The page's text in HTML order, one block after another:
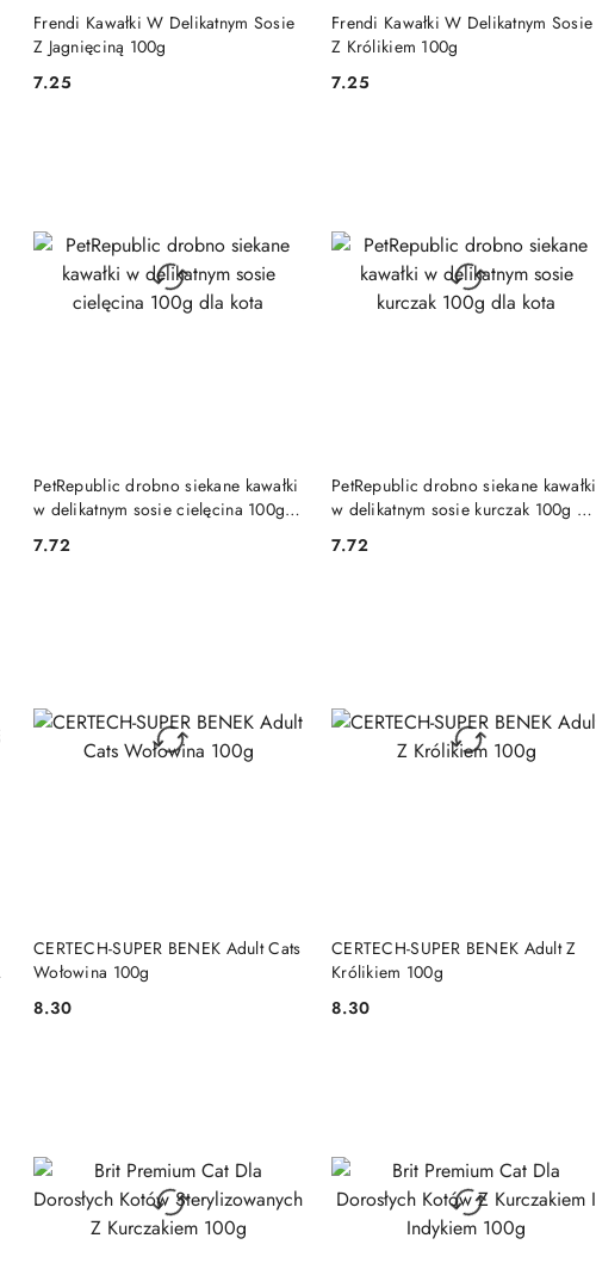
Frendi Kawałki W Delikatnym Sosie
Z Jagnięciną 100g
Cena:
7.25
DO KOSZYKA
Frendi Kawałki W Delikatnym Sosie
Z Królikiem 100g
Cena:
7.25
DO KOSZYKA
PetRepublic drobno siekane kawałki
w delikatnym sosie cielęcina 100g
Cena:
7.72
DO KOSZYKA
PetRepublic drobno siekane kawałki
w delikatnym sosie kurczak 100g dla
Cena:
7.72
DO KOSZYKA
CERTECH-SUPER BENEK Adult Cats
Wołowina 100g
Cena:
8.30
DO KOSZYKA
CERTECH-SUPER BENEK Adult Z
Królikiem 100g
Cena:
8.30
DO KOSZYKA